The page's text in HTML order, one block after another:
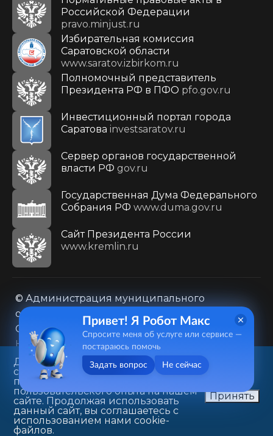
Российской Федерации
pravo.minjust.ru
Избирательная комиссия
Саратовской области
www.saratov.izbirkom.ru
Полномочный представитель
Президента РФ в ПФО pfo.gov.ru
Инвестиционный портал города
Саратова investsaratov.ru
Сервер органов государственной
власти РФ gov.ru
Государственная Дума Федерального
Собрания РФ www.duma.gov.ru
Cайт Президента России
www.kremlin.ru
© Администрация муниципального
образования городского округа «Город
Саратов»
Контакты
Карта сайта
Политика в отношении обработки
персональных данных
410031, г. Саратов, ул. Первомайская, д. 78
+7(8452)26-02-49
Данный веб-сайт использует
cookie-файлы в целях
предоставления вам лучшего
пользовательского опыта на нашем
сайте. Продолжая использовать
данный сайт, вы соглашаетесь с
использованием нами cookie-
файлов.
Принять
Привет! Я Робот Макс
Спросите меня об услуге или сервисе —
постараюсь помочь
Задать вопрос Не сейчас